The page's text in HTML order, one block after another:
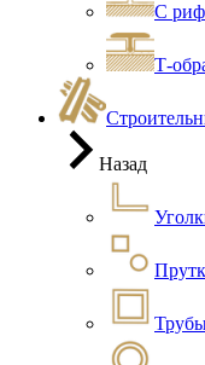
С
Т-
Назад